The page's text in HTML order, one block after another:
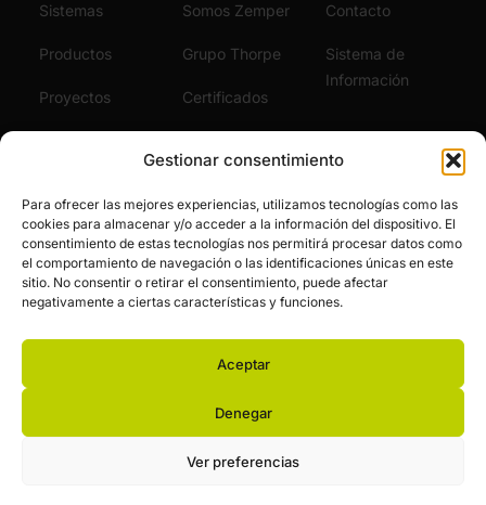
Gestionar consentimiento
Para ofrecer las mejores experiencias, utilizamos tecnologías como las
cookies para almacenar y/o acceder a la información del dispositivo. El
consentimiento de estas tecnologías nos permitirá procesar datos como
el comportamiento de navegación o las identificaciones únicas en este
sitio. No consentir o retirar el consentimiento, puede afectar
negativamente a ciertas características y funciones.
Aceptar
Denegar
Ver preferencias
Sistemas
Productos
Proyectos
Somos Zemper
Grupo Thorpe
Certificados
Únete al Equipo
Contacto
Sistema de
Información
© Zemper. Todos los derechos reservados.